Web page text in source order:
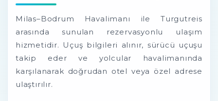
Milas–Bodrum Havalimanı ile Turgutreis
arasında sunulan rezervasyonlu ulaşım
hizmetidir. Uçuş bilgileri alınır, sürücü uçuşu
takip eder ve yolcular havalimanında
karşılanarak doğrudan otel veya özel adrese
ulaştırılır.